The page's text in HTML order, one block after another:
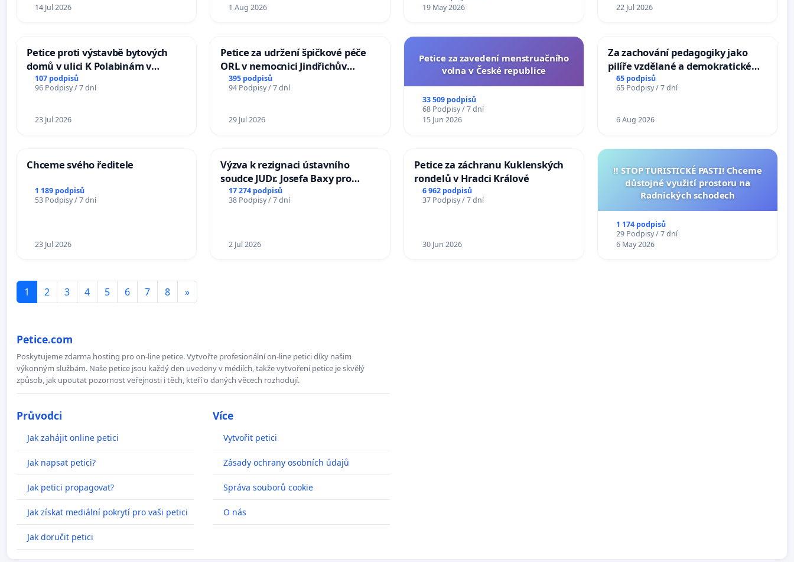
14 Jul 2026 1 Aug 2026
19 May 2026
22 Jul 2026
Petice proti výstavbě bytových
domů v ulici K Polabinám v
Pardubicích
107 podpisů
96 Podpisy / 7 dní
23 Jul 2026
Petice za udržení špičkové péče
ORL v nemocnici Jindřichův
Hradec
395 podpisů
94 Podpisy / 7 dní
29 Jul 2026
Petice za zavedení menstruačního
volna v České republice
33 509 podpisů
68 Podpisy / 7 dní
15 Jun 2026
Za zachování pedagogiky jako
pilíře vzdělané a demokratické
společnosti
65 podpisů
65 Podpisy / 7 dní
6 Aug 2026
Chceme svého ředitele
1 189 podpisů
53 Podpisy / 7 dní
23 Jul 2026
Výzva k rezignaci ústavního
soudce JUDr. Josefa Baxy pro
ohrožení důvěry ve spravedlivý
proces
17 274 podpisů
38 Podpisy / 7 dní
2 Jul 2026
Petice za záchranu Kuklenských
rondelů v Hradci Králové
6 962 podpisů
37 Podpisy / 7 dní
30 Jun 2026
‼️ STOP TURISTICKÉ PASTI! Chceme
důstojné využití prostoru na
Radnických schodech
1 174 podpisů
29 Podpisy / 7 dní
6 May 2026
1 2 3 4 5 6 7 8 »
Petice.com
Poskytujeme zdarma hosting pro on-line petice. Vytvořte profesionální on-line petici díky našim
výkonným službám. Naše petice jsou každý den uvedeny v médiích, takže vytvoření petice je skvělý
způsob, jak upoutat pozornost veřejnosti i těch, kteří o daných věcech rozhodují.
Průvodci
Jak zahájit online petici
Jak napsat petici?
Jak petici propagovat?
Jak získat mediální pokrytí pro vaši petici
Jak doručit petici
Více
Vytvořit petici
Zásady ochrany osobních údajů
Správa souborů cookie
O nás